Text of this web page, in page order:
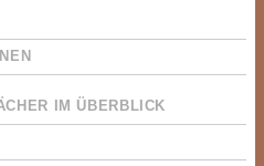
IM ÜBERBLICK